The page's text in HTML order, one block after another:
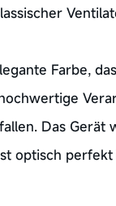
Farbe,
Das Gerät
optisch perfekt